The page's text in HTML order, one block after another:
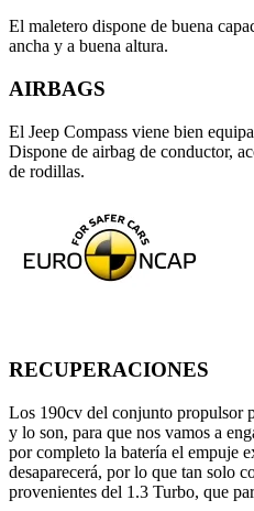
El maletero dispone de buena
ancha y a buena altura.
AIRBAGS
El Jeep Compass viene bien
Dispone de airbag de conductor,
de rodillas.
RECUPERACIONES
Los 190cv del conjunto propulsor
y lo son, para que nos vamos a
por completo la batería el empuje
desaparecerá, por lo que tan solo
provenientes del 1.3 Turbo, que